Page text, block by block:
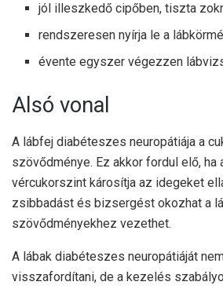
jól illeszkedő cipőben, tiszta
rendszeresen nyírja le a
évente egyszer végezzen
Alsó vonal
A lábfej diabéteszes neuropátiája a
szövődménye. Ez akkor fordul elő, ha
vércukorszint károsítja az idegeket
zsibbadást és bizsergést okozhat a
szövődményekhez vezethet.
A lábak diabéteszes neuropátiáját
visszafordítani, de a kezelés